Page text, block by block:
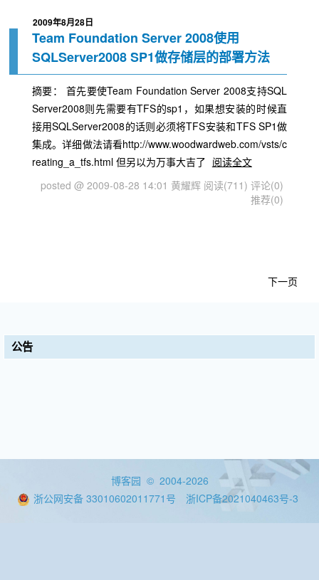
2009年8月28日
Team Foundation Server 2008使用
SQLServer2008 SP1做存储层的部署方法
摘要： 首先要使Team Foundation Server 2008支持SQL
Server2008则先需要有TFS的sp1，如果想安装的时候直
接用SQLServer2008的话则必须将TFS安装和TFS SP1做
集成。详细做法请看http://www.woodwardweb.com/vsts/c
reating_a_tfs.html 但另以为万事大吉了 阅读全文
posted @ 2009-08-28 14:01 黄耀辉 阅读(711) 评论(0)
推荐(0)
下一页
公告
博客园 © 2004-2026
浙公网安备 33010602011771号
浙ICP备2021040463号-3